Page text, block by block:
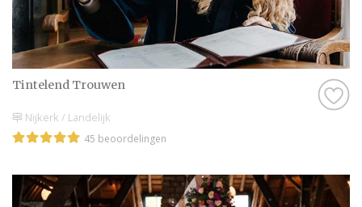
Tintelend Trouwen
Nijkerk / Landelijk
45 beoordelingen